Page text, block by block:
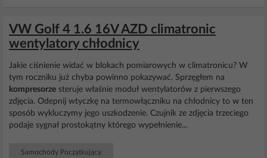
VW Golf 4 1.6 16V AZD climatronic
wentylatory chłodnicy
Jakie ciśnienie widać w blokach pomiarowych w climatronicu? W
tym roczniku już chyba powinno pokazywać. Sprzęgłem na
kompresorze steruje właśnie moduł wentylatorów z pierwszego
zdjęcia. Odepnij wtyczkę na termowłączniku na chłodnicy to w ten
sposób wykluczymy jego uszkodzenie. Czujnik ze zdjęcia trzeciego
podaje sygnał prostokątny którego wypełnienie...
Samochody Początkujący